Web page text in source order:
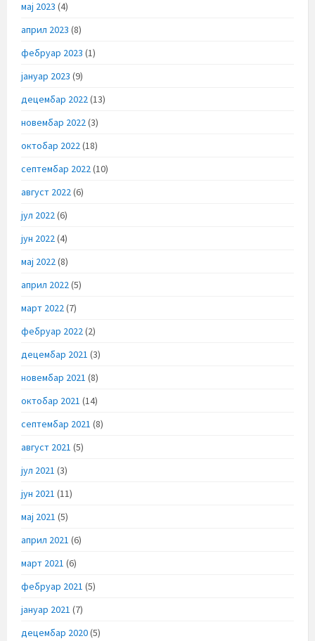
мај 2023 (4)
април 2023 (8)
фебруар 2023 (1)
јануар 2023 (9)
децембар 2022(13)
новембар 2022(3)
октобар 2022(18)
септембар 2022(10)
август 2022(6)
јул 2022(6)
јун 2022(4)
мај 2022(8)
април 2022(5)
март 2022(7)
фебруар 2022(2)
децембар 2021 (3)
новембар 2021 (8)
октобар 2021 (14)
септембар 2021 (8)
август 2021 (5)
јул 2021 (3)
јун 2021 (11)
мај 2021 (5)
април 2021 (6)
март 2021 (6)
фебруар 2021 (5)
јануар 2021 (7)
децембар 2020(5)